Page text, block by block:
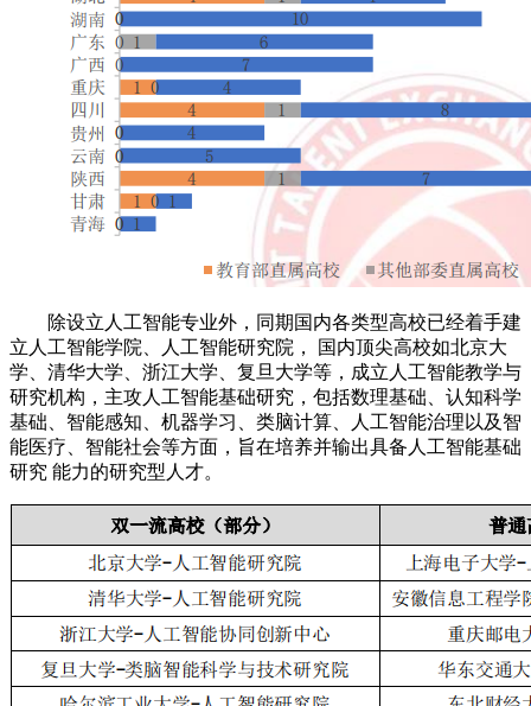
除设立人工智能专业外，同期国内各类型高校已经着手建
立人工智能学院、人工智能研究院， 国内顶尖高校如北京大
学、清华大学、浙江大学、复旦大学等，成立人工智能教学与
研究机构，主攻人工智能基础研究，包括数理基础、认知科学
基础、智能感知、机器学习、类脑计算、人工智能治理以及智
能医疗、智能社会等方面，旨在培养并输出具备人工智能基础
研究 能力的研究型人才。